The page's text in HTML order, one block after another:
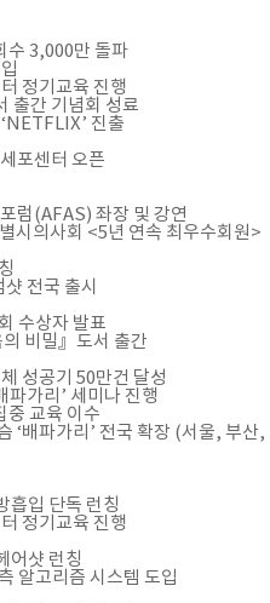
수 3,000만 돌파
정기교육 진행
출간 기념회 성료
진출
포센터 오픈
럼(AFAS) 좌장 및 강연
시의사회 <5년 연속 최우수회원>
전국 출시
수상자 발표
비밀』도서 출간
성공기 50만건 달성
파가리’ 세미나 진행
교육 이수
‘배파가리’ 전국 확장 (서울, 부산,
흡입 단독 런칭
정기교육 진행
어샷 런칭
알고리즘 시스템 도입